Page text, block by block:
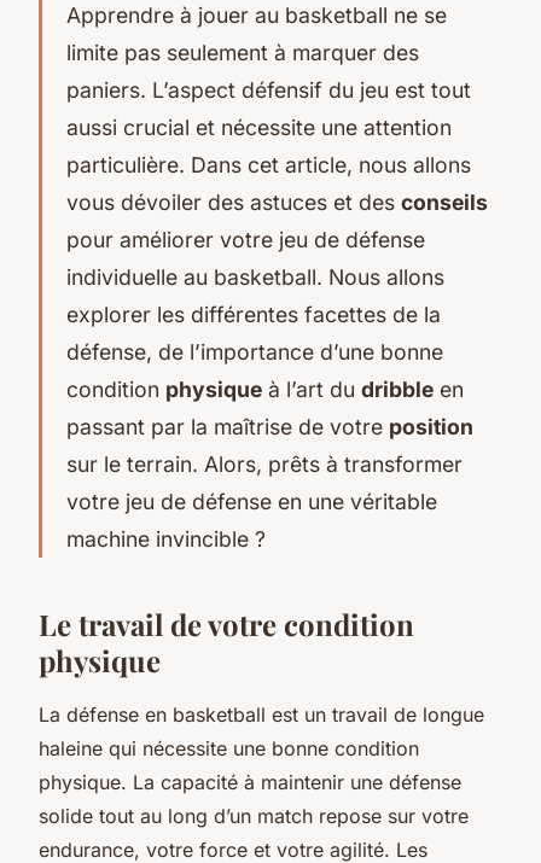
Apprendre à jouer au basketball ne se
limite pas seulement à marquer des
paniers. L’aspect défensif du jeu est tout
aussi crucial et nécessite une attention
particulière. Dans cet article, nous allons
vous dévoiler des astuces et des conseils
pour améliorer votre jeu de défense
individuelle au basketball. Nous allons
explorer les différentes facettes de la
défense, de l’importance d’une bonne
condition physique à l’art du dribble en
passant par la maîtrise de votre position
sur le terrain. Alors, prêts à transformer
votre jeu de défense en une véritable
machine invincible ?
Le travail de votre condition
physique
La défense en basketball est un travail de longue
haleine qui nécessite une bonne condition
physique. La capacité à maintenir une défense
solide tout au long d’un match repose sur votre
endurance, votre force et votre agilité. Les